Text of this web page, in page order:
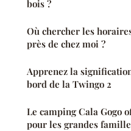
bois ?
Où chercher les
près de chez moi ?
Apprenez la
bord de la Twingo 2
Le camping Cala
pour les grandes